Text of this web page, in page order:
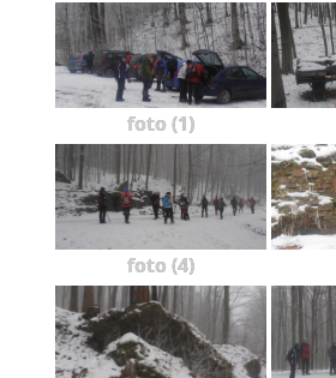
foto (1)
foto (4)